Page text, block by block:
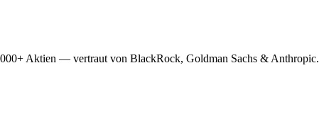
Aktien — vertraut von BlackRock, Goldman Sachs & Anthropic.